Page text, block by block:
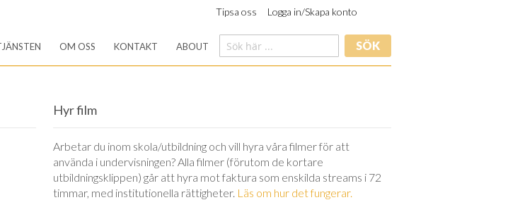
Tipsa oss Logga in/Skapa konto
OM OSS KONTAKT ABOUT SÖK
Hyr film
Arbetar du inom skola/utbildning och vill hyra våra filmer för att
använda i undervisningen? Alla filmer (förutom de kortare
utbildningsklippen) går att hyra mot faktura som enskilda streams i 72
timmar, med institutionella rättigheter. Läs om hur det fungerar.